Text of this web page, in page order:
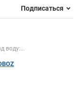
Подписаться
воду:...